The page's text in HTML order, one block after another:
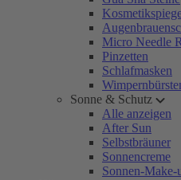
Micro Needle
Pinzetten
Schlafmasken
Sonne & Schutz
Alle anzeigen
After Sun
Selbstbräuner
Sonnencreme
Sonnen-Make-